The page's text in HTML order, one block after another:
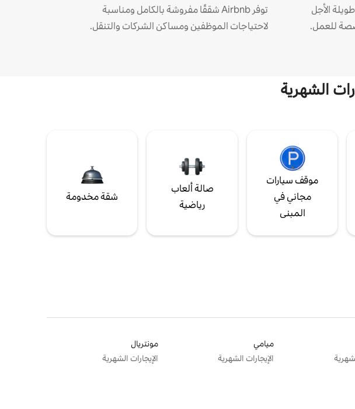
الأجل
للعمل.
توفر Airbnb شققًا مفروشة بالكامل ومناسبة
لاحتياجات الموظفين ومساكن الشركات والتنقل.
الشهرية
موقف سيارات
مجاني في
المبنى
صالة ألعاب
رياضية
شقة مخدومة
ميامي
الإيجارات الشهرية
مونتريال
الإيجارات الشهرية